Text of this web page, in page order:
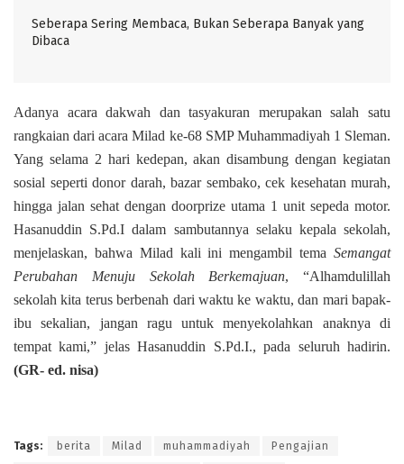
Seberapa Sering Membaca, Bukan Seberapa Banyak yang
Dibaca
Adanya acara dakwah dan tasyakuran merupakan salah satu
rangkaian dari acara Milad ke-68 SMP Muhammadiyah 1 Sleman.
Yang selama 2 hari kedepan, akan disambung dengan kegiatan
sosial seperti donor darah, bazar sembako, cek kesehatan murah,
hingga jalan sehat dengan doorprize utama 1 unit sepeda motor.
Hasanuddin S.Pd.I dalam sambutannya selaku kepala sekolah,
menjelaskan, bahwa Milad kali ini mengambil tema Semangat
Perubahan Menuju Sekolah Berkemajuan, “Alhamdulillah
sekolah kita terus berbenah dari waktu ke waktu, dan mari bapak-
ibu sekalian, jangan ragu untuk menyekolahkan anaknya di
tempat kami,” jelas Hasanuddin S.Pd.I., pada seluruh hadirin.
(GR- ed. nisa)
Tags: berita Milad muhammadiyah Pengajian